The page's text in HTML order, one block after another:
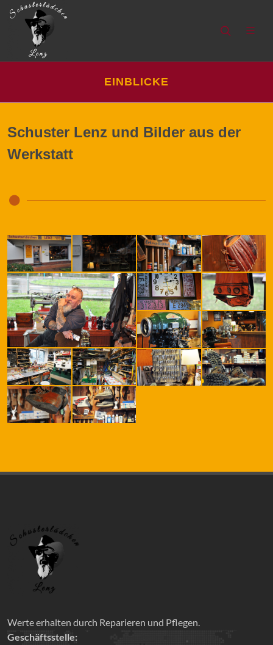
EINBLICKE
Schuster Lenz und Bilder aus der
Werkstatt
Werte erhalten durch Reparieren und Pflegen.
Geschäftsstelle: